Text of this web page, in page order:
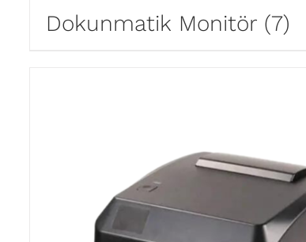
Dokunmatik Monitör (7)